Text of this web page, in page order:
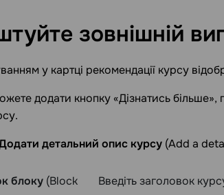
зовнішній
у картці рекомендації курсу
додати кнопку «Дізнатись більше»,
детальний опис курсу (Add a
блоку (Block
Введіть заголовок